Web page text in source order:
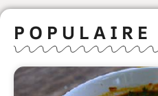
POPULAIRE